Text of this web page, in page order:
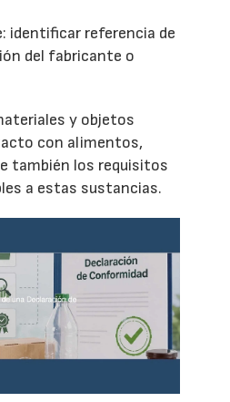
identificar referencia de
del fabricante o
y objetos
con alimentos,
también los requisitos
a estas sustancias.